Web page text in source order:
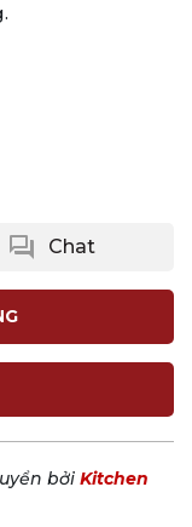
question_answer Chat
bởi Kitchen